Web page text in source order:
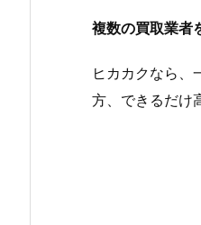
複数の買取業者
ヒカカクなら、
方、できるだけ